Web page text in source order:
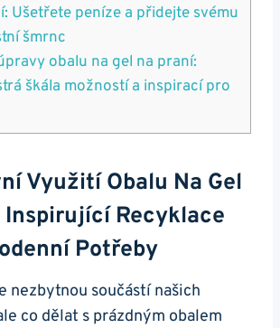
Ušetřete peníze a přidejte svému
⁢šmrnc
obalu na gel na praní:
škála možností a inspirací pro
Využití Obalu Na Gel
Inspirující Recyklace
Potřeby
nezbytnou součástí našich
co dělat s ​prázdným obalem